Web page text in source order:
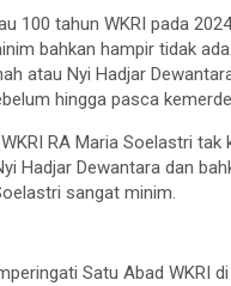
100 tahun WKRI pada
bahkan hampir tidak
atau Nyi Hadjar
hingga pasca
RA Maria Soelastri
Hadjar Dewantara dan
sangat minim.
Satu Abad WKRI